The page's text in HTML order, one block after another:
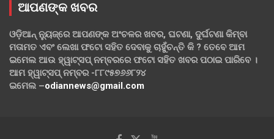
ଆପଣଙ୍କ ଖବର
ଓଡ଼ିଆନ୍ ନ୍ୟୁଜ୍‌ରେ ଆପଣଙ୍କ ଅଂଚଳର ଖବର, ଘଟଣା, ଦୁର୍ଘଟଣା କିମ୍ବା
ମତାମତ ଏବଂ ଲେଖା ଫଟୋ ସହିତ ଦେବାକୁ ଚାହୁଁଚନ୍ତି କି ? ତେବେ ଆମ
ଇମେଲ ଆଉ ହ୍ୱାଟ୍‌ସପ୍ ନମ୍ବରରେ ଫଟୋ ସହିତ ଖବର ପଠାଇ ପାରିବେ ।
ଆମ ହ୍ୱାଟ୍‌ସପ୍ ନମ୍ବର -୮୮୯୫୭୬୬୮୨୪
ଇମେଲ –odiannews@gmail.com